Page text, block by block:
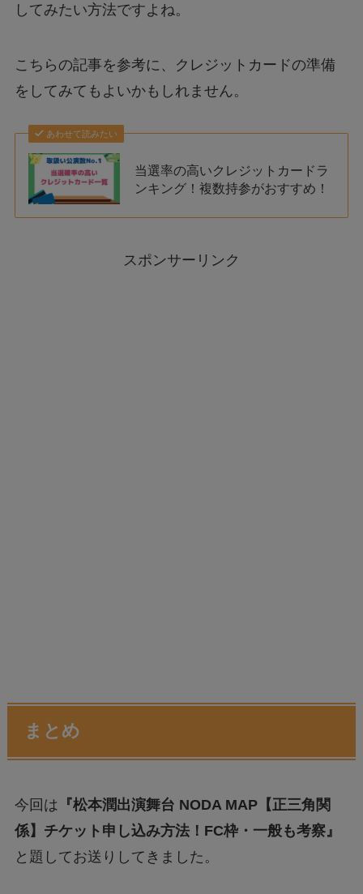
してみたい方法ですよね。
こちらの記事を参考に、クレジットカードの準備
をしてみてもよいかもしれません。
あわせて読みたい
当選率の高いクレジットカードラ
ンキング！複数持参がおすすめ！
スポンサーリンク
まとめ
今回は 『松本潤出演舞台 NODA MAP【正三角関
係】チケット申し込み方法！FC枠・一般も考察』
と題してお送りしてきました。